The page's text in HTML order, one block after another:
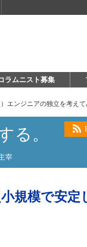
ラムニスト募集
）エンジニアの独立を考え
る。
宰
規模で安定